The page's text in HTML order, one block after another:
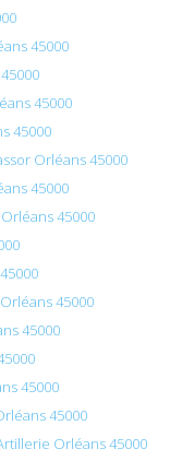
45000
45000
45000
Orléans 45000
45000
45000
45000
45000
45000
45000
Orléans 45000